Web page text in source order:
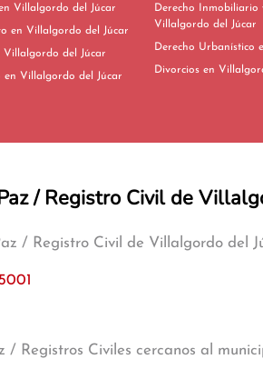
de Tráfico en Villalgordo del Júcar
Derecho Administrativo en Villalgordo del Júcar
Deportivo en Villalgordo del Júcar
Derecho Farmacéutico en Villalgordo del Júcar
Derecho Inmobiliario
Villalgordo del Júcar
Divorcios en
/ Registro Civil de
/ Registro Civil de Villalgordo del
/ Registros Civiles cercanos al